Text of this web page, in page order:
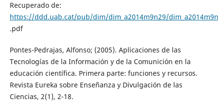
Recuperado de:
https://ddd.uab.cat/pub/dim/dim_a2014m9n29/
.pdf
Pontes-Pedrajas, Alfonso; (2005). Aplicaciones de las
Tecnologías de la Información y de la Comunición en la
educación científica. Primera parte: funciones y recursos.
Revista Eureka sobre Enseñanza y Divulgación de las
Ciencias, 2(1), 2-18.